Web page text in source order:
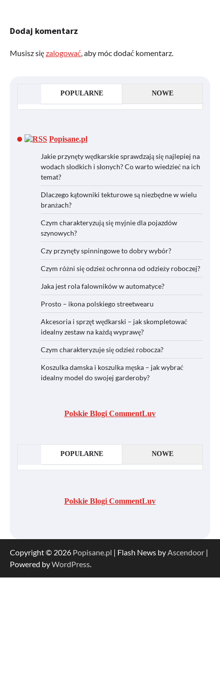
Dodaj komentarz
Musisz sięzalogować, aby móc dodać komentarz.
POPULARNE NOWE
Popisane.pl
Jakie przynęty wędkarskie sprawdzają się najlepiej na
wodach słodkich i słonych? Co warto wiedzieć na ich
temat?
Dlaczego kątowniki tekturowe są niezbędne w wielu
branżach?
Czym charakteryzują się myjnie dla pojazdów
szynowych?
Czy przynęty spinningowe to dobry wybór?
Czym różni się odzież ochronna od odzieży roboczej?
Jaka jest rola falowników w automatyce?
Prosto – ikona polskiego streetwearu
Akcesoria i sprzęt wędkarski – jak skompletować
idealny zestaw na każdą wyprawę?
Czym charakteryzuje się odzież robocza?
Koszulka damska i koszulka męska – jak wybrać
idealny model do swojej garderoby?
Polskie Blogi CommentLuv
POPULARNE NOWE
Polskie Blogi CommentLuv
Copyright © 2026 Popisane.pl | Flash News byAscendoor |
Powered byWordPress.